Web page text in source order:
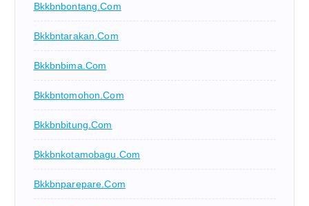
Bkkbnbontang.com
Bkkbntarakan.com
Bkkbnbima.com
Bkkbntomohon.com
Bkkbnbitung.com
Bkkbnkotamobagu.com
Bkkbnparepare.com